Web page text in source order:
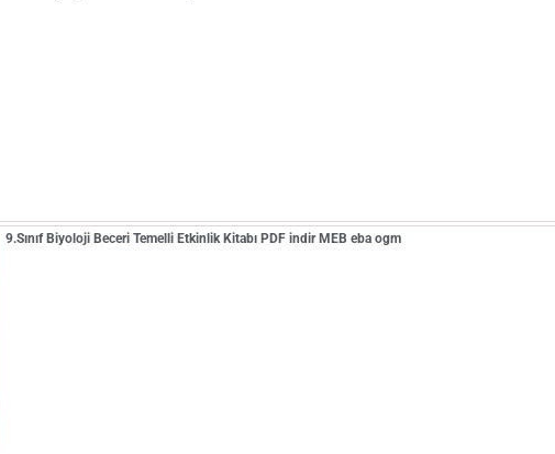
9.Sınıf Biyoloji Beceri Temelli Etkinlik Kitabı PDF indir MEB eba ogm